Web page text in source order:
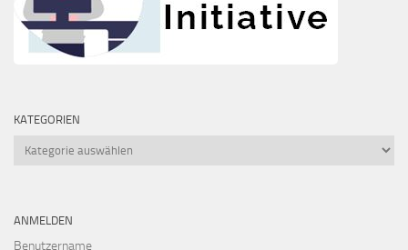
KATEGORIEN
Kategorien
ANMELDEN
Benutzername